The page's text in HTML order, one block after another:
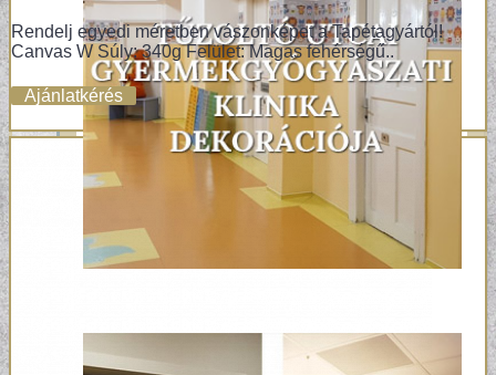
Rendelj egyedi méretben vászonképet a Tapétagyártól!
Canvas W Súly: 340g Felület: Magas fehérségű..
Ajánlatkérés